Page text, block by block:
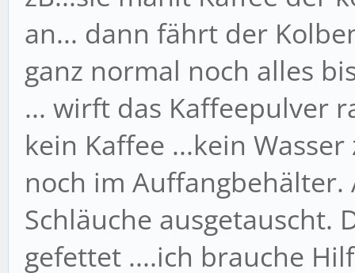
an... dann fährt der
ganz normal noch alles
... wirft das Kaffeepulver
kein Kaffee ...kein
noch im
Schläuche
gefettet ....ich brauche